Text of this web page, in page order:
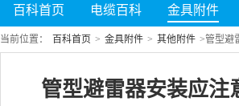
百科首页 电缆百科 金具附件
当前位置： 百科首页 > 金具附件 > 其他附件 >管型避
管型避雷器安装应注